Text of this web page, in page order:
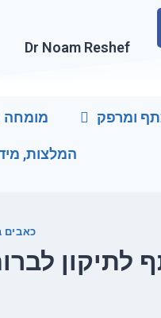
Dr Noam Reshef
ומרפק מומחה
המלצות,
כאבים
לתיקון